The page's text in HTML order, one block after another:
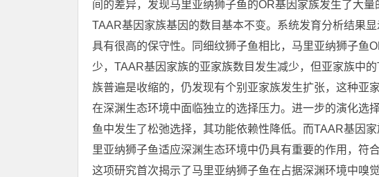
间的差异，发现马里亚纳狮子鱼的OR基因家族发生了大
TAAR基因家族基因的数目基本不变。系统发育分析结果
具有很高的保守性。同细纹狮子鱼相比，马里亚纳狮子鱼
少，TAAR基因家族的亚家族数目发生减少，但亚家族中
族普遍是收缩的，仍发现有个别亚家族发生扩张，这种亚
在深渊生态环境中面临独立的选择压力。进一步的演化选
鱼中发生了松弛选择，其功能依赖性降低。而TAAR基因
里亚纳狮子鱼适应深渊生态环境中仍具有重要的作用，符
这项研究首次揭示了马里亚纳狮子鱼在占据深渊环境中嗅